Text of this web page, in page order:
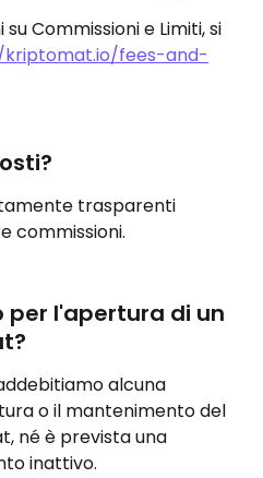
Commissioni e Limiti, si
fees-and-
trasparenti
commissioni.
l'apertura di un
alcuna
o il mantenimento del
né è prevista una
inattivo.